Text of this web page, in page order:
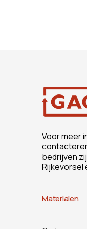
Voor meer
bedrijven
Rijkevorsel
Materialen